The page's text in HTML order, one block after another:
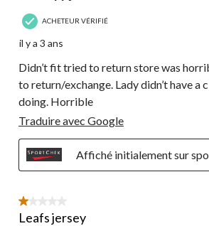
ACHETEUR VÉRIFIÉ
il y a 3 ans
Didn’t fit tried to return store was
to return/exchange. Lady didn’t have a
doing. Horrible
Traduire avec Google
Affiché initialement sur
1 étoile(s) sur 5.
Leafs jersey